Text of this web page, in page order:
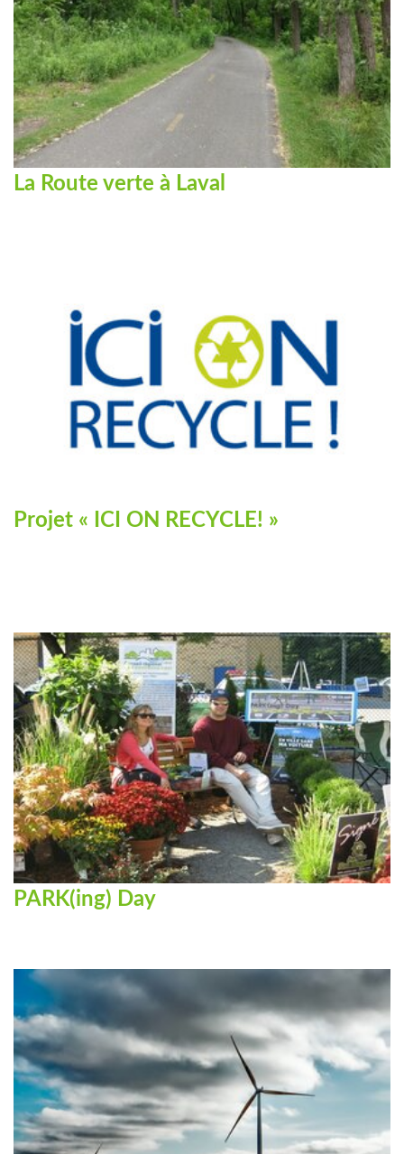
La Route verte à Laval
Projet « ICI ON RECYCLE! »
PARK(ing) Day